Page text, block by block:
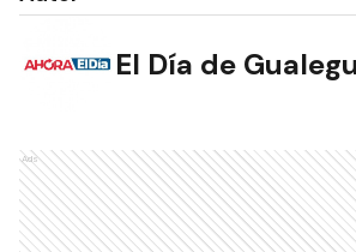
El Día de
Ads